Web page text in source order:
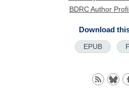
BDRC Author
Download
EPUB